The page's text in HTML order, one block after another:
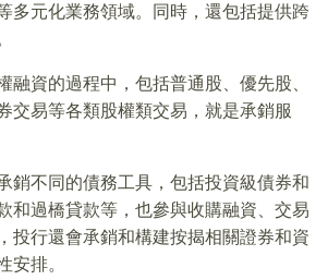
多元化業務領域。同時，還包括提供跨
融資的過程中，包括普通股、優先股、
交易等各類股權類交易，就是承銷服
銷不同的債務工具，包括投資級債券和
和過橋貸款等，也參與收購融資、交易
投行還會承銷和構建按揭相關證券和資
安排。